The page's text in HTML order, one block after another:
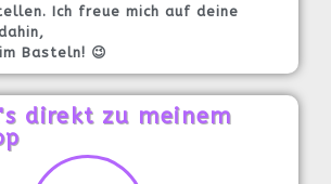
Ich freue mich auf deine
Basteln! 😉
direkt zu meinem